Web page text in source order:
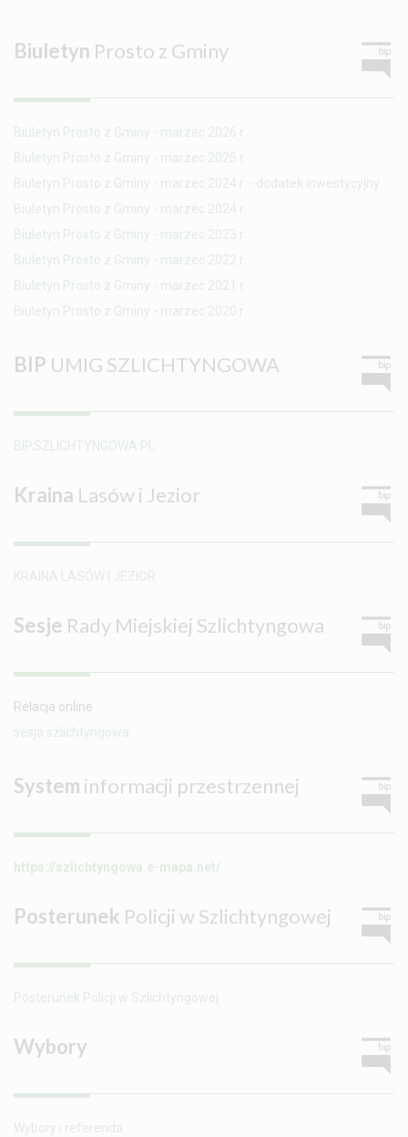
Biuletyn Prosto z Gminy
Biuletyn Prosto z Gminy - marzec 2026 r.
Biuletyn Prosto z Gminy - marzec 2025 r.
Biuletyn Prosto z Gminy - marzec 2024 r. - dodatek inwestycyjny
Biuletyn Prosto z Gminy - marzec 2024 r.
Biuletyn Prosto z Gminy - marzec 2023 r.
Biuletyn Prosto z Gminy - marzec 2022 r.
Biuletyn Prosto z Gminy - marzec 2021 r.
Biuletyn Prosto z Gminy - marzec 2020 r.
BIP UMIG SZLICHTYNGOWA
BIP.SZLICHTYNGOWA.PL
Kraina Lasów i Jezior
KRAINA LASÓW I JEZIOR
Sesje Rady Miejskiej Szlichtyngowa
Relacja online
sesja szlichtyngowa
System informacji przestrzennej
https://szlichtyngowa.e-mapa.net/
Posterunek Policji w Szlichtyngowej
Posterunek Policji w Szlichtyngowej
Wybory
Wybory i referenda